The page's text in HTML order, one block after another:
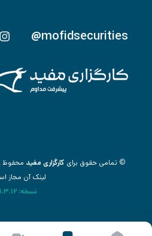
@mofidsecurities
© تمامی حقوق برای کارگزاری مفید محفوظ
لینک آن مجاز
نسخه: 1.3.12